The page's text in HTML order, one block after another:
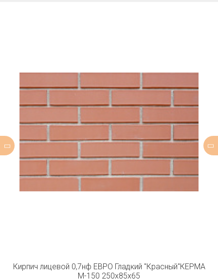
Кирпич лицевой 0,7нф ЕВРО Гладкий "Красный"КЕРМА
М-150 250х85х65